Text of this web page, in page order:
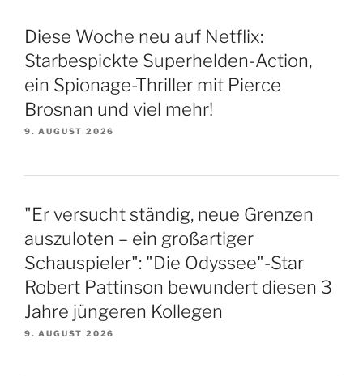
Diese Woche neu auf Netflix:
Starbespickte Superhelden-Action,
ein Spionage-Thriller mit Pierce
Brosnan und viel mehr!
9. AUGUST 2026
"Er versucht ständig, neue Grenzen
auszuloten – ein großartiger
Schauspieler": "Die Odyssee"-Star
Robert Pattinson bewundert diesen 3
Jahre jüngeren Kollegen
9. AUGUST 2026